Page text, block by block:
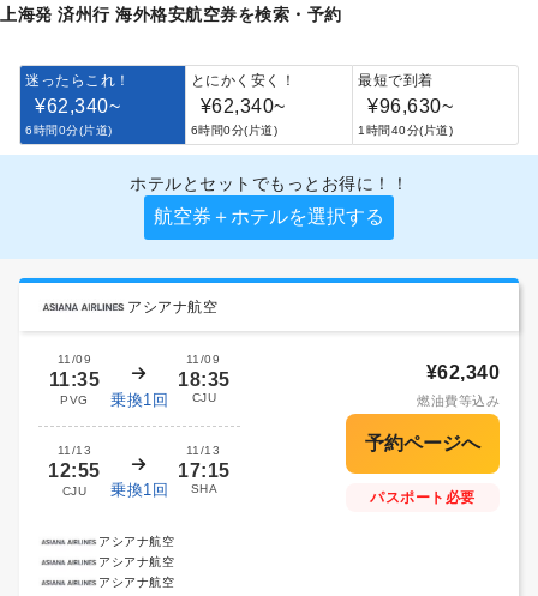
上海発 済州行 海外格安航空券を検索・予約
迷ったらこれ！
¥62,340~
6時間0分(片道)
とにかく安く！
¥62,340~
6時間0分(片道)
最短で到着
¥96,630~
1時間40分(片道)
ホテルとセットでもっとお得に！！
航空券＋ホテルを選択する
アシアナ航空
11/09
11:35
PVG 乗換1回
11/09
18:35
CJU
11/13
12:55
CJU 乗換1回
11/13
17:15
SHA
¥62,340
燃油費等込み
パスポート必要
アシアナ航空
アシアナ航空
アシアナ航空